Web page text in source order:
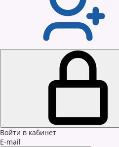
Войти в кабинет
E-mail